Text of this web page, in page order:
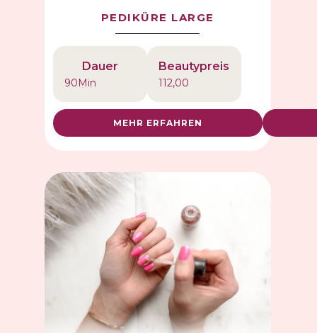
PEDIKÜRE LARGE
Dauer
90Min
Beautypreis
112,00
MEHR ERFAHREN